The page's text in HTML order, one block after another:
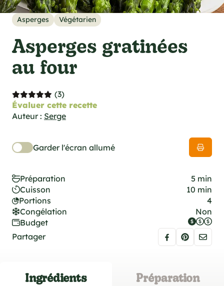
techniques
foodieAsperges Végétarien
Asperges gratinées
au four
(3)
Évaluer cette recette
Auteur : Serge
Garder l'écran allumé
Préparation
5 min
Cuisson
10 min
Portions
4
Congélation
Non
Budget
Partager
Ingrédients Préparation